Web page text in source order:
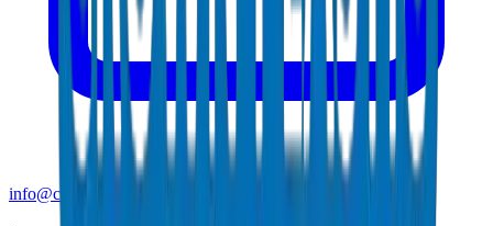
info@crownplasticuae.com